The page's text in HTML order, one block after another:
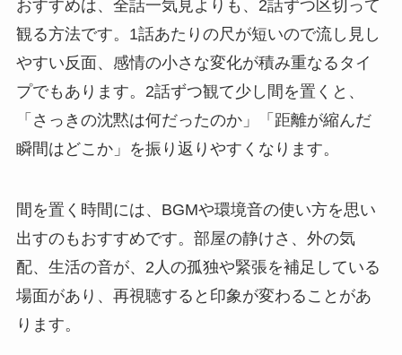
おすすめは、全話一気見よりも、2話ずつ区切って
観る方法です。1話あたりの尺が短いので流し見し
やすい反面、感情の小さな変化が積み重なるタイ
プでもあります。2話ずつ観て少し間を置くと、
「さっきの沈黙は何だったのか」「距離が縮んだ
瞬間はどこか」を振り返りやすくなります。
間を置く時間には、BGMや環境音の使い方を思い
出すのもおすすめです。部屋の静けさ、外の気
配、生活の音が、2人の孤独や緊張を補足している
場面があり、再視聴すると印象が変わることがあ
ります。